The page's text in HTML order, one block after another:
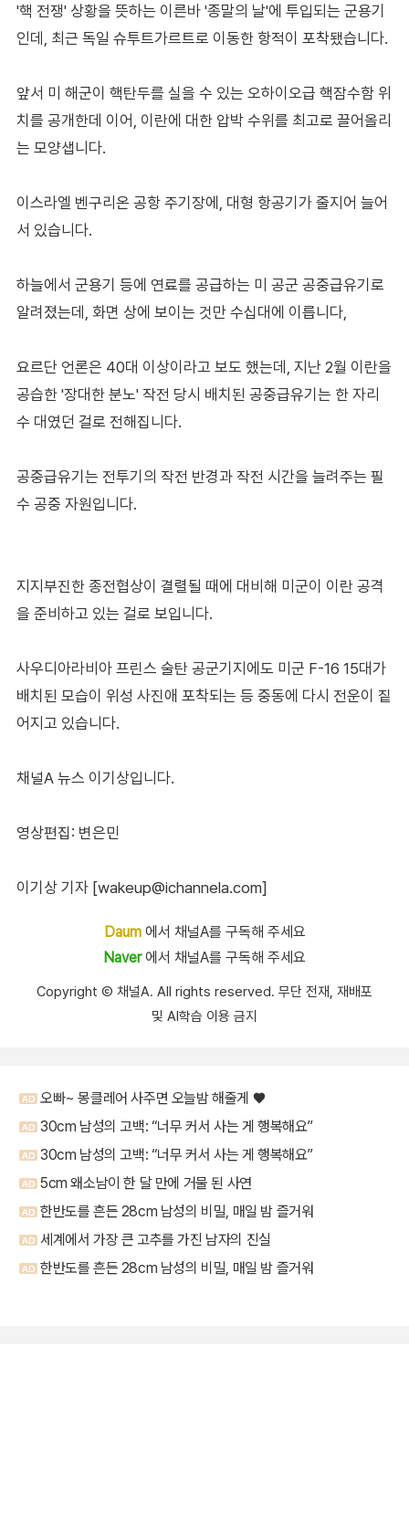
'핵 전쟁' 상황을 뜻하는 이른바 '종말의 날'에 투입되는 군용기
인데, 최근 독일 슈투트가르트로 이동한 항적이 포착됐습니다.
앞서 미 해군이 핵탄두를 실을 수 있는 오하이오급 핵잠수함 위
치를 공개한데 이어, 이란에 대한 압박 수위를 최고로 끌어올리
는 모양샙니다.
이스라엘 벤구리온 공항 주기장에, 대형 항공기가 줄지어 늘어
서 있습니다.
하늘에서 군용기 등에 연료를 공급하는 미 공군 공중급유기로
알려졌는데, 화면 상에 보이는 것만 수십대에 이릅니다,
요르단 언론은 40대 이상이라고 보도 했는데, 지난 2월 이란을
공습한 '장대한 분노' 작전 당시 배치된 공중급유기는 한 자리
수 대였던 걸로 전해집니다.
공중급유기는 전투기의 작전 반경과 작전 시간을 늘려주는 필
수 공중 자원입니다.
지지부진한 종전협상이 결렬될 때에 대비해 미군이 이란 공격
을 준비하고 있는 걸로 보입니다.
사우디아라비아 프린스 술탄 공군기지에도 미군 F-16 15대가
배치된 모습이 위성 사진애 포착되는 등 중동에 다시 전운이 짙
어지고 있습니다.
채널A 뉴스 이기상입니다.
영상편집: 변은민
이기상 기자 [wakeup@ichannela.com]
Daum에서 채널A를 구독해 주세요
Naver에서 채널A를 구독해 주세요
Copyright Ⓒ 채널A. All rights reserved. 무단 전재, 재배포
및 AI학습 이용 금지